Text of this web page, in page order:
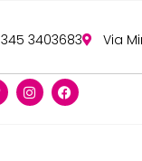
345 3403683 Via